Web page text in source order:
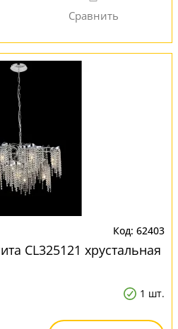
62403
CL325121 хрустальная
1 шт.